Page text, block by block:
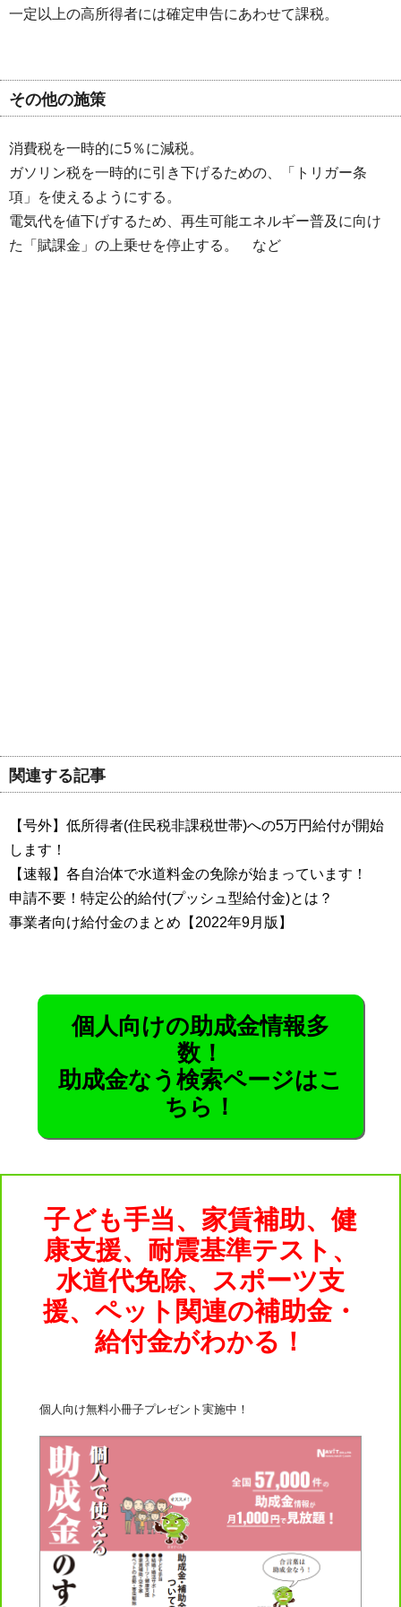
一定以上の高所得者には確定申告にあわせて課税。
その他の施策
消費税を一時的に5％に減税。
ガソリン税を一時的に引き下げるための、「トリガー条
項」を使えるようにする。
電気代を値下げするため、再生可能エネルギー普及に向け
た「賦課金」の上乗せを停止する。 など
関連する記事
【号外】低所得者(住民税非課税世帯)への5万円給付が開始
します！
【速報】各自治体で水道料金の免除が始まっています！
申請不要！特定公的給付(プッシュ型給付金)とは？
事業者向け給付金のまとめ【2022年9月版】
個人向けの助成金情報多
数！
助成金なう検索ページはこ
ちら！
子ども手当、家賃補助、健
康支援、耐震基準テスト、
水道代免除、スポーツ支
援、ペット関連の補助金・
給付金がわかる！
個人向け無料小冊子プレゼント実施中！